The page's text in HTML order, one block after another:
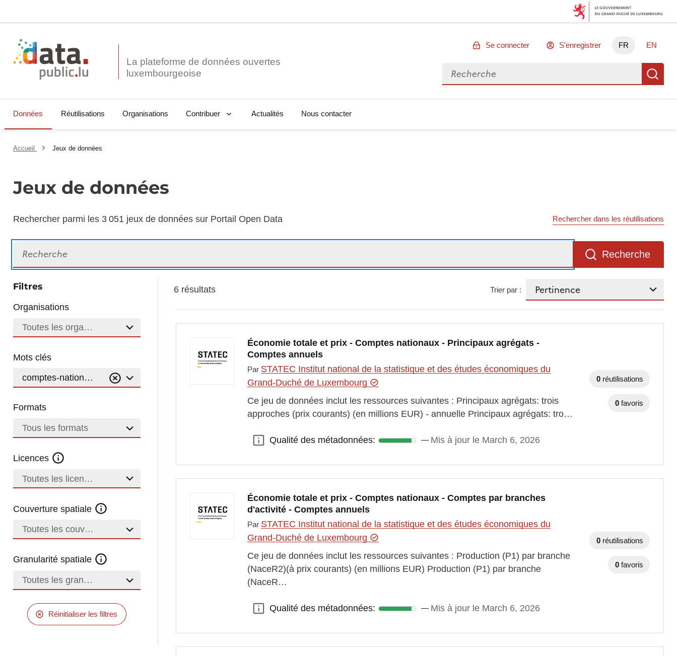
La plateforme de données ouvertes
Se connecter S'enregistrer FR EN
Rechercher des données
Données Réutilisations Organisations Contribuer Actualités Nous contacter
Accueil Jeux de données
Jeux de données
Rechercher parmi les 3 051 jeux de données sur Portail Open Data Rechercher dans les réutilisations
Recherche
Filtres
Organisations
Toutes les organisations
Mots clés
comptes-nationaux
Formats
Tous les formats
Licences
Toutes les licences
Couverture spatiale
Toutes les couvertures
Granularité spatiale
Toutes les granularités
Réinitialiser les filtres
6 résultats Trier par :
Économie totale et prix - Comptes nationaux - Principaux agrégats -
Comptes annuels
Par STATEC Institut national de la statistique et des études économiques du
Grand-Duché de Luxembourg
Ce jeu de données inclut les ressources suivantes : Principaux agrégats: trois
approches (prix courants) (en millions EUR) - annuelle Principaux agrégats: tro…
Qualité des métadonnées:
Qualité des métadonnées: Mis à jour le March 6, 2026
0 réutilisations
0 favoris
Économie totale et prix - Comptes nationaux - Comptes par branches
d'activité - Comptes annuels
Par STATEC Institut national de la statistique et des études économiques du
Grand-Duché de Luxembourg
Ce jeu de données inclut les ressources suivantes : Production (P1) par branche
(NaceR2)(à prix courants) (en millions EUR) Production (P1) par branche
(NaceR…
Qualité des métadonnées:
Qualité des métadonnées: Mis à jour le March 6, 2026
0 réutilisations
0 favoris